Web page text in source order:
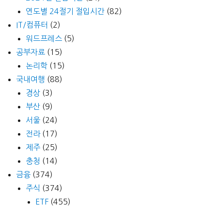
연도별 24절기 절입시간 (82)
IT/컴퓨터 (2)
워드프레스 (5)
공부자료 (15)
논리학 (15)
국내여행 (88)
경상 (3)
부산 (9)
서울 (24)
전라(17)
제주 (25)
충청 (14)
금융 (374)
주식 (374)
ETF (455)